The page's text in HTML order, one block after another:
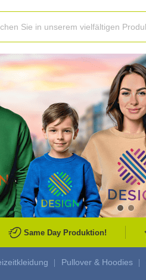
Same Day Produktion!
Pullover & Hoodies